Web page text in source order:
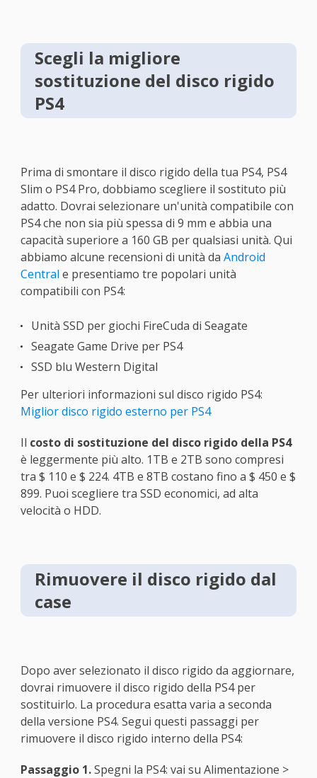
Scegli la migliore
sostituzione del disco rigido
PS4
Prima di smontare il disco rigido della tua PS4, PS4
Slim o PS4 Pro, dobbiamo scegliere il sostituto più
adatto. Dovrai selezionare un'unità compatibile con
PS4 che non sia più spessa di 9 mm e abbia una
capacità superiore a 160 GB per qualsiasi unità. Qui
abbiamo alcune recensioni di unità da Android
Central e presentiamo tre popolari unità
compatibili con PS4:
Unità SSD per giochi FireCuda di Seagate
Seagate Game Drive per PS4
SSD blu Western Digital
Per ulteriori informazioni sul disco rigido PS4:
Miglior disco rigido esterno per PS4
Il costo di sostituzione del disco rigido della PS4
è leggermente più alto. 1TB e 2TB sono compresi
tra $ 110 e $ 224. 4TB e 8TB costano fino a $ 450 e $
899. Puoi scegliere tra SSD economici, ad alta
velocità o HDD.
Rimuovere il disco rigido dal
case
Dopo aver selezionato il disco rigido da aggiornare,
dovrai rimuovere il disco rigido della PS4 per
sostituirlo. La procedura esatta varia a seconda
della versione PS4. Segui questi passaggi per
rimuovere il disco rigido interno della PS4:
Passaggio 1.Spegni la PS4: vai su Alimentazione >